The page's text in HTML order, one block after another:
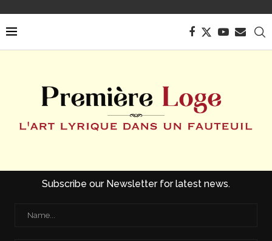
Subscribe our Newsletter for latest news.